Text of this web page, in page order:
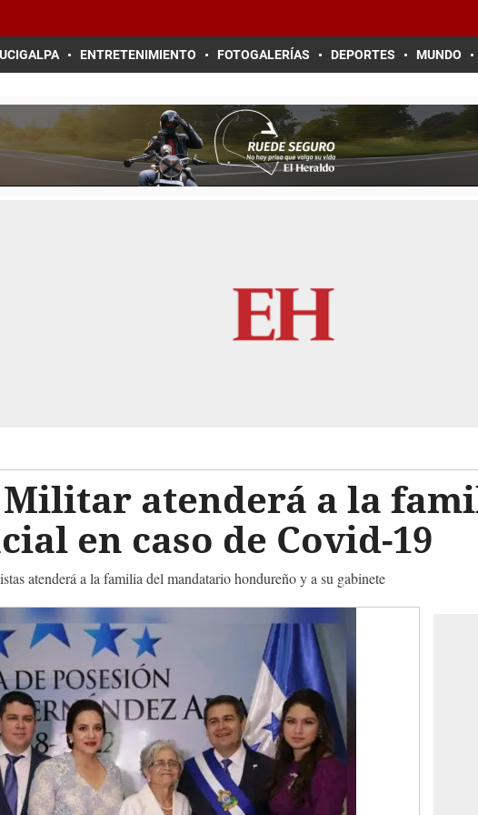
ENTRETENIMIENTO FOTOGALERÍAS DEPORTES MUNDO
atenderá a la
en caso de Covid-19
atenderá a la familia del mandatario hondureño y a su gabinete